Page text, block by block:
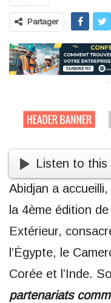
Partager
-
Listen to this
Abidjan a
la 4ème édition
Extérieur,
l’Égypte, le
Corée et l’Inde.
partenariats